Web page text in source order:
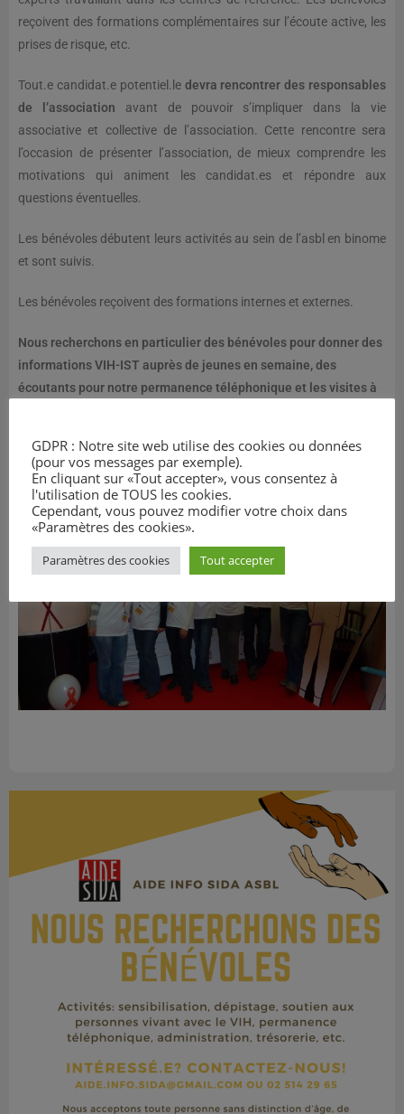
reçoivent des formations complémentaires sur l’écoute active, les
prises de risque, etc.
Tout.e candidat.e potentiel.ledevra rencontrer des responsables
de l’association avant de pouvoir s’impliquer dans la vie
associative et collective de l’association. Cette rencontre sera
l’occasion de présenter l’association, de mieux comprendre les
motivations qui animent les candidat.es et répondre aux
questions éventuelles.
Les bénévoles débutent leurs activités au sein de l’asbl en binome
et sont suivis.
Les bénévoles reçoivent des formations internes et externes.
Nous recherchons en particulier des bénévoles pour donner des
informations VIH-IST auprès de jeunes en semaine, des
écoutants pour notre permanence téléphonique et les visites à
Ce bénévolat vous intéresse ? Envoyez un message à
aide.info.sida@gmail.com
GDPR : Notre site web utilise des cookies ou données
(pour vos messages par exemple).
En cliquant sur «Tout accepter», vous consentez à
l'utilisation de TOUS les cookies.
Cependant, vous pouvez modifier votre choix dans
«Paramètres des cookies».
Paramètres des cookies Tout accepter